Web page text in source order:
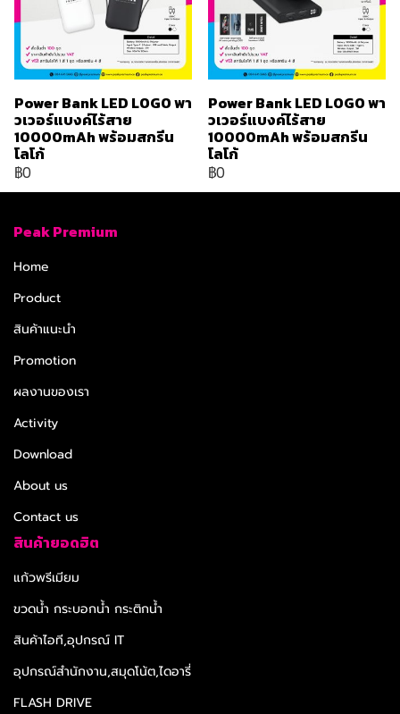
Power Bank LED LOGO พา
วเวอร์แบงค์ไร้สาย
10000mAh พร้อมสกรีน
โลโก้
฿0
Power Bank LED LOGO พา
วเวอร์แบงค์ไร้สาย
10000mAh พร้อมสกรีน
โลโก้
฿0
Peak Premium
Home
Product
สินค้าแนะนำ
Promotion
ผลงานของเรา
Activity
Download
About us
Contact us
สินค้ายอดฮิต
แก้วพรีเมียม
ขวดน้ำ กระบอกน้ำ กระติกน้ำ
สินค้าไอที,อุปกรณ์ IT
อุปกรณ์สำนักงาน,สมุดโน้ต,ไดอารี่
FLASH DRIVE